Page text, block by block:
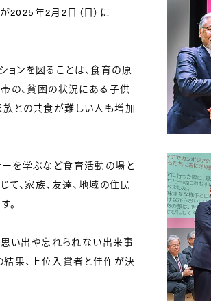
2025年2月2日（日）に
ンを図ることは、食育の原
帯の、貧困の状況にある子供
族との共食が難しい人も増加
を学ぶなど食育活動の場と
て、家族、友達、地域の住民
。
思い出や忘れられない出来事
果、上位入賞者と佳作が決